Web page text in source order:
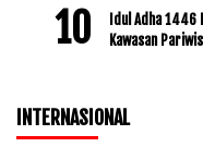
Idul Adha 1446
Kawasan
INTERNASIONAL